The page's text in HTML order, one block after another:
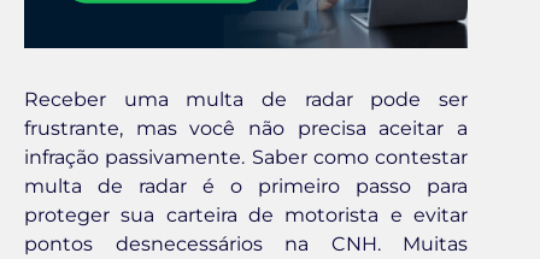
Receber uma multa de radar pode ser
frustrante, mas você não precisa aceitar a
infração passivamente. Saber como contestar
multa de radar é o primeiro passo para
proteger sua carteira de motorista e evitar
pontos desnecessários na CNH. Muitas